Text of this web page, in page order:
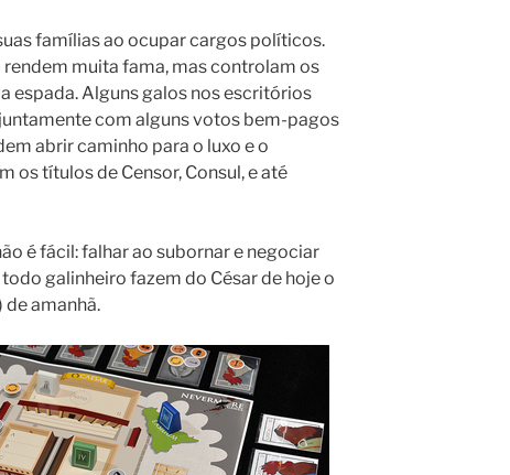
famílias ao ocupar cargos políticos.
muita fama, mas controlam os
espada. Alguns galos nos escritórios
com alguns votos bem-pagos
abrir caminho para o luxo e o
os títulos de Censor, Consul, e até
é fácil: falhar ao subornar e negociar
galinheiro fazem do César de hoje o
de amanhã.